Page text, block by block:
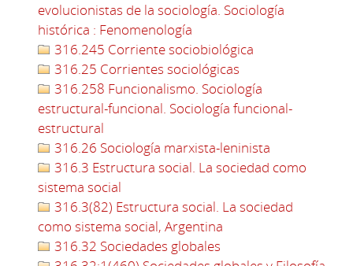
evolucionistas de la sociología. Sociología
histórica : Fenomenología
316.245 Corriente sociobiológica
316.25 Corrientes sociológicas
316.258 Funcionalismo. Sociología
estructural-funcional. Sociología funcional-
estructural
316.26 Sociología marxista-leninista
316.3 Estructura social. La sociedad como
sistema social
316.3(82) Estructura social. La sociedad
como sistema social, Argentina
316.32 Sociedades globales